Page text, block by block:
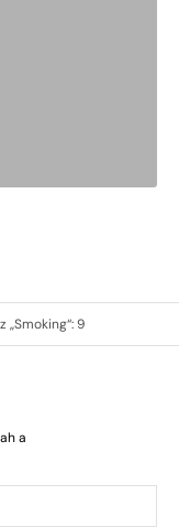
9
a